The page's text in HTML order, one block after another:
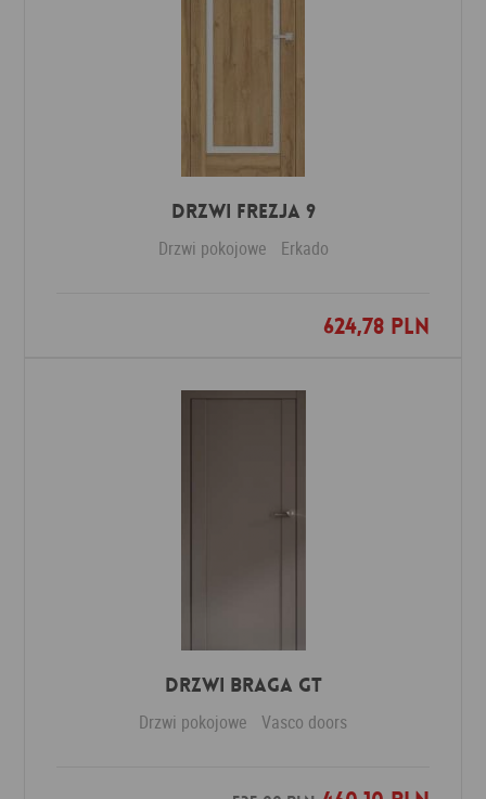
DRZWI FREZJA 9
Drzwi pokojowe Erkado
624,78 PLN
Dodaj do ulubionych
Drzwi Braga GT
Drzwi pokojowe Vasco doors